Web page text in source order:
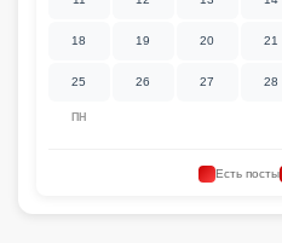
ПН
18 19 20 21
25 26 27 28
Есть посты